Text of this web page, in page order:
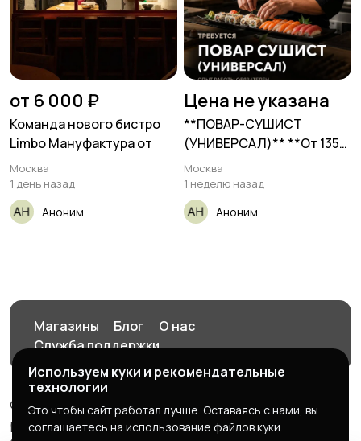
от 6 000 ₽
Команда нового бистро
Limbo Мануфактура от
Москва
1 день назад
Аноним
Цена не указана
**ПОВАР-СУШИСТ
(УНИВЕРСАЛ)** **От 135
000₽** __Takeshi__
Москва
1 неделю назад
Аноним
Магазины Блог
О нас
Служба поддержки
© 2026 yntymak.ru сайт объявлений жумуш квартира
работа подработка
Используем куки и рекомендательные
технологии
Это чтобы сайт работал лучше. Оставаясь с нами, вы
соглашаетесь на использование файлов куки.